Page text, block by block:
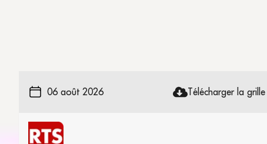
06 août 2026 Télécharger la